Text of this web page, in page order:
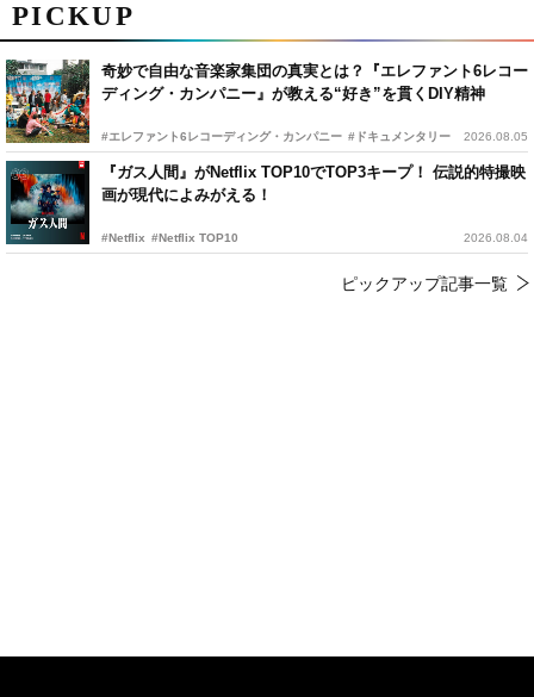
PICKUP
奇妙で自由な音楽家集団の真実とは？『エレファント6レコー
ディング・カンパニー』が教える“好き”を貫くDIY精神
#エレファント6レコーディング・カンパニー #ドキュメンタリー 2026.08.05
『ガス人間』がNetflix TOP10でTOP3キープ！ 伝説的特撮映
画が現代によみがえる！
#Netflix #Netflix TOP10 2026.08.04
ピックアップ記事一覧